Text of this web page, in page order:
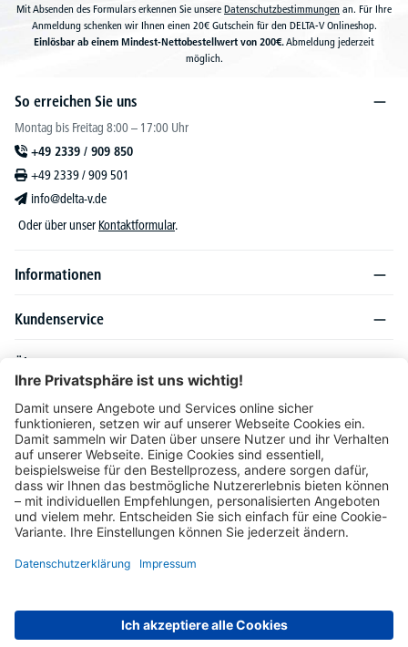
Mit Absenden des Formulars erkennen Sie unsere Datenschutzbestimmungen an. Für Ihre
Anmeldung schenken wir Ihnen einen 20€ Gutschein für den DELTA-V Onlineshop.
Einlösbar ab einem Mindest-Nettobestellwert von 200€.Abmeldung jederzeit
möglich.
So erreichen Sie uns
Montag bis Freitag 8:00 – 17:00 Uhr
+49 2339 / 909 850
+49 2339 / 909 501
info@delta-v.de
Oder über unser Kontaktformular.
Informationen
Kundenservice
Über DELTA-V
Produktsortiment
Ratgeber
Folgen Sie uns auch auf
Unser Angebot richtet sich ausschließlich an Industrie, Handel, Gewerbe und
europäische Ausland gelten Sonderkonditionen, die auf Anfrage mitgeteilt werden.